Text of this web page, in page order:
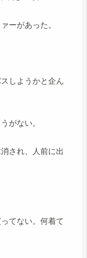
ーがあった。
しようかと企ん
がない。
され、人前に出
てない。何着て